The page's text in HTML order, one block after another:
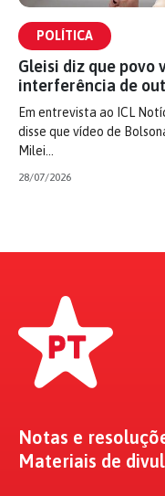
POLÍTICA
Gleisi diz que povo
interferência de
Em entrevista ao ICL
disse que vídeo de
Milei…
28/07/2026
Notas e
Materiais de